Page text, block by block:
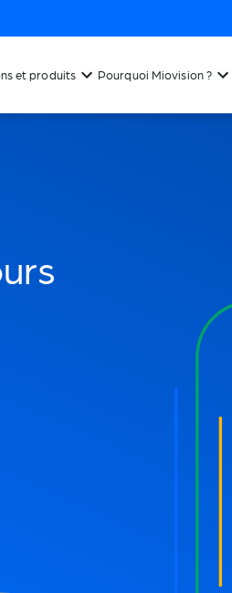
et produits Pourquoi Miovision ?